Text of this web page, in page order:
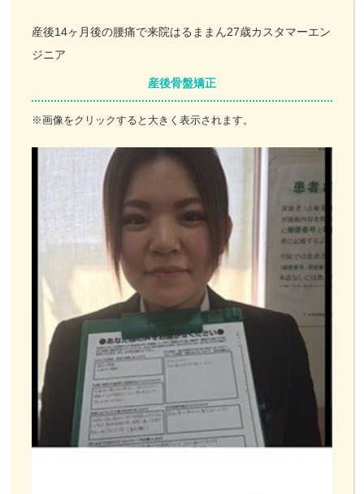
鍼・灸・小児鍼
特殊電気施術
ニュース＆ブログ
お問い合わせ
LINE予約
産後14ヶ月後の腰痛で来院はるままん27歳カスタマーエン
ジニア
産後骨盤矯正
※画像をクリックすると大きく表示されます。